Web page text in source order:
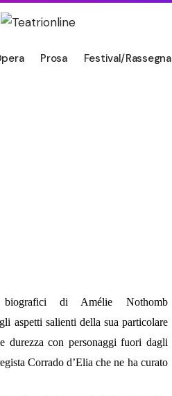
Prosa Festival/Rassegna
di Amélie Nothomb
aspetti salienti della sua particolare
durezza con personaggi fuori dagli
Corrado d’Elia che ne ha curato